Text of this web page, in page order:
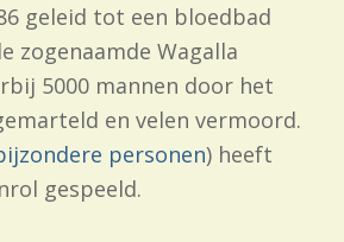
geleid tot een bloedbad
zogenaamde Wagalla
5000 mannen door het
en velen vermoord.
personen) heeft
gespeeld.